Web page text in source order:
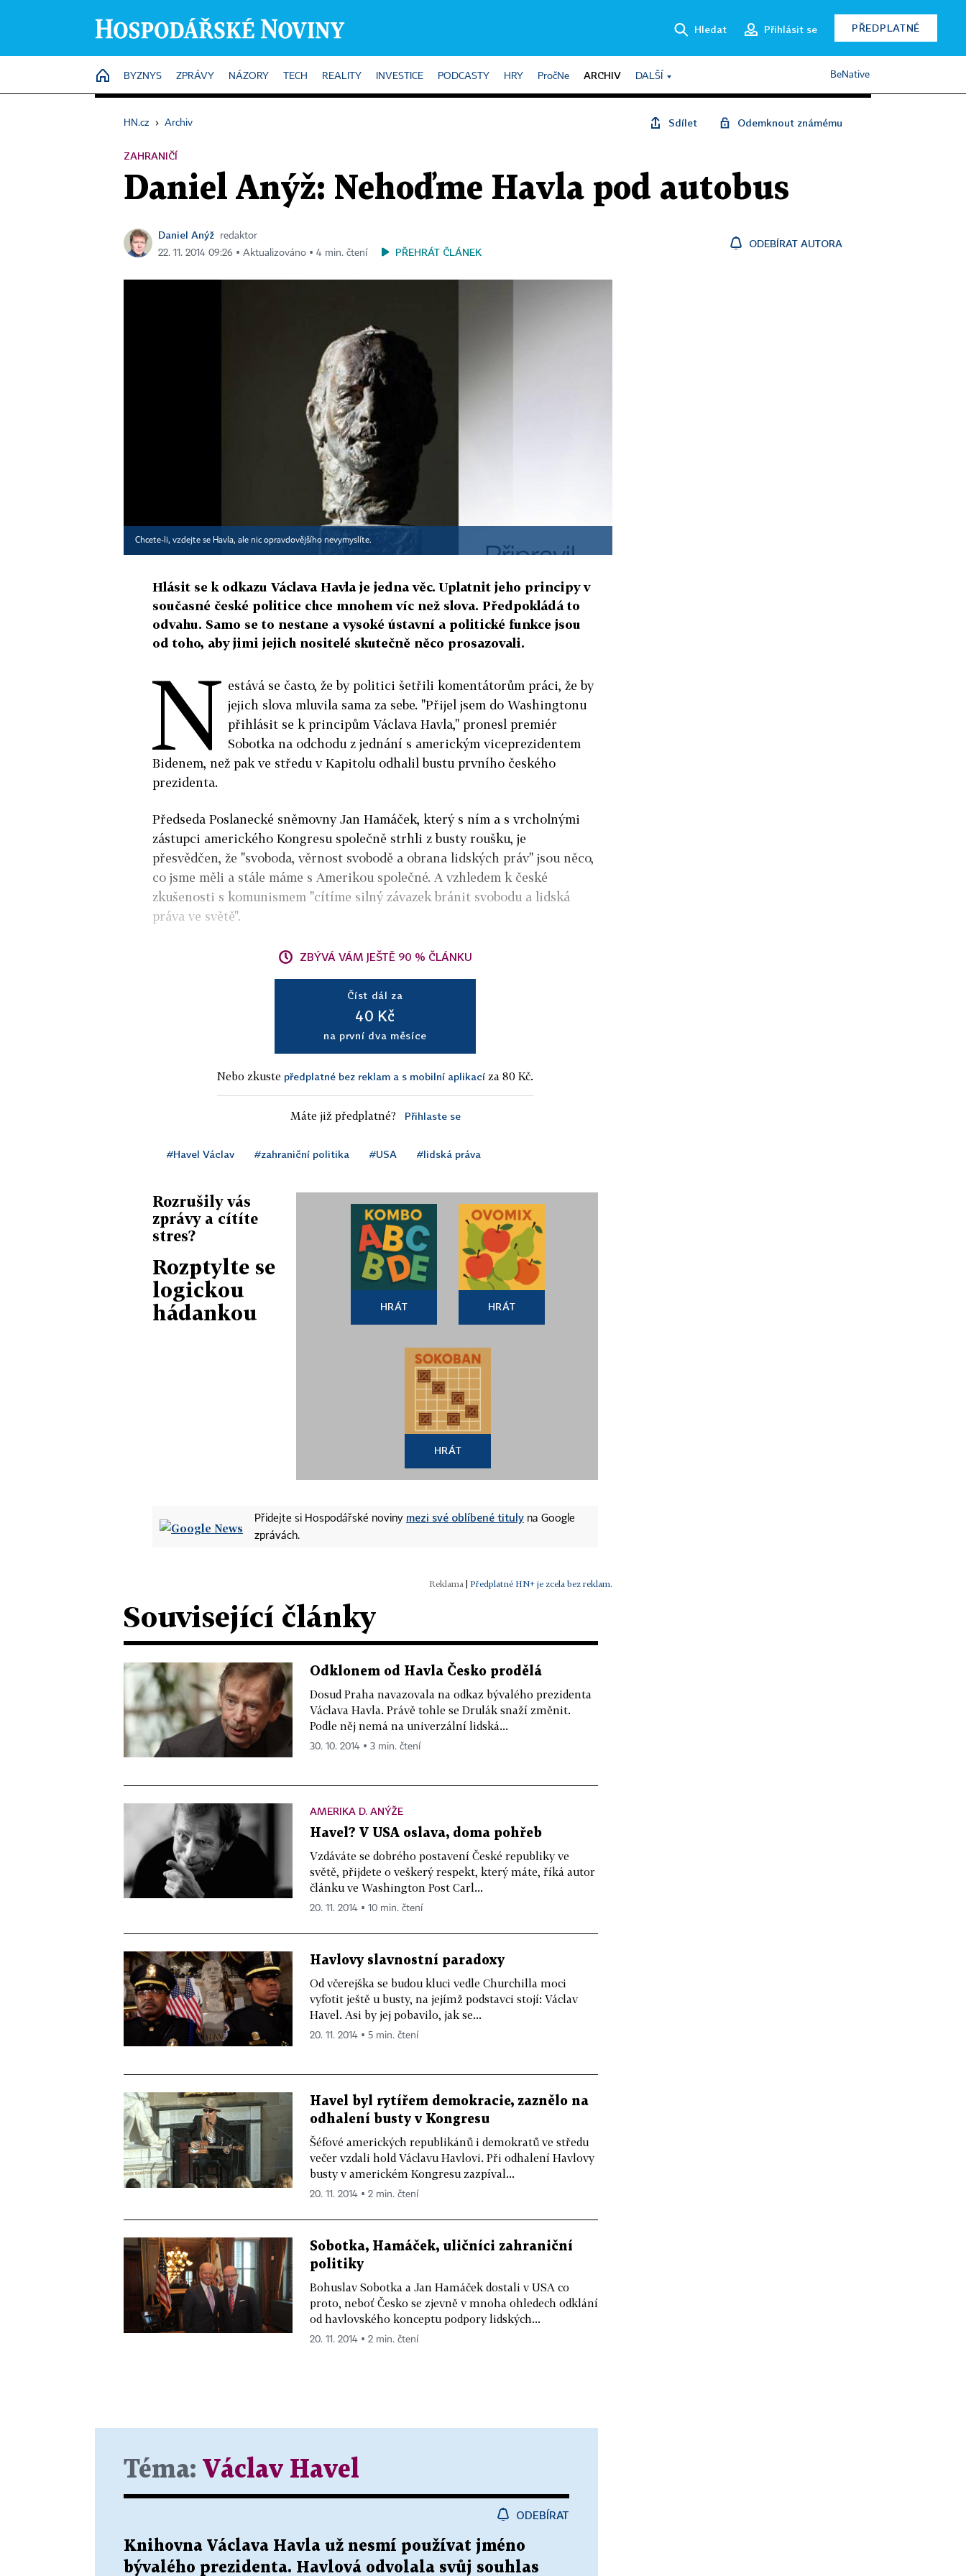
Hledat Přihlásit se PŘEDPLATNÉ
HOME
BYZNYS ZPRÁVY NÁZORY TECH REALITY INVESTICE PODCASTY HRY PročNe ARCHIV DALŠÍ BeNative
HN.cz › Archiv Sdílet Odemknout známému
ZAHRANIČÍ
Daniel Anýž: Nehoďme Havla pod autobus
Daniel Anýž
redaktor
22. 11. 2014 09:26 ▪ Aktualizováno ▪ 4 min. čtení
PŘEHRÁT ČLÁNEK
ODEBÍRAT AUTORA
Chcete-li, vzdejte se Havla, ale nic opravdovějšího nevymyslíte.
Hlásit se k odkazu Václava Havla je jedna věc. Uplatnit jeho principy v
současné české politice chce mnohem víc než slova. Předpokládá to
odvahu. Samo se to nestane a vysoké ústavní a politické funkce jsou
od toho, aby jimi jejich nositelé skutečně něco prosazovali.
N estává se často, že by politici šetřili komentátorům práci, že by
jejich slova mluvila sama za sebe. "Přijel jsem do Washingtonu
přihlásit se k principům Václava Havla," pronesl premiér
Sobotka na odchodu z jednání s americkým viceprezidentem
Bidenem, než pak ve středu v Kapitolu odhalil bustu prvního českého
prezidenta.
Předseda Poslanecké sněmovny Jan Hamáček, který s ním a s vrcholnými
zástupci amerického Kongresu společně strhli z busty roušku, je
přesvědčen, že "svoboda, věrnost svobodě a obrana lidských práv" jsou něco,
co jsme měli a stále máme s Amerikou společné. A vzhledem k české
zkušenosti s komunismem "cítíme silný závazek bránit svobodu a lidská
práva ve světě".
ZBÝVÁ VÁM JEŠTĚ 90 % ČLÁNKU
Číst dál za
40 Kč
na první dva měsíce
Nebo zkuste předplatné bez reklam a s mobilní aplikací za 80 Kč.
Máte již předplatné? Přihlaste se
#Havel Václav #zahraniční politika #USA #lidská práva
Rozrušily vás
zprávy a cítíte
stres?
Rozptylte se
logickou
hádankou
HRÁT HRÁT
HRÁT
Přidejte si Hospodářské noviny mezi své oblíbené tituly na Google
zprávách.
| Předplatné HN+ je zcela bez reklam.
Související články
Odklonem od Havla Česko prodělá
Dosud Praha navazovala na odkaz bývalého prezidenta
Václava Havla. Právě tohle se Drulák snaží změnit.
Podle něj nemá na univerzální lidská...
30. 10. 2014 ▪ 3 min. čtení
AMERIKA D. ANÝŽE
Havel? V USA oslava, doma pohřeb
Vzdáváte se dobrého postavení České republiky ve
světě, přijdete o veškerý respekt, který máte, říká autor
článku ve Washington Post Carl...
20. 11. 2014 ▪ 10 min. čtení
Havlovy slavnostní paradoxy
Od včerejška se budou kluci vedle Churchilla moci
vyfotit ještě u busty, na jejímž podstavci stojí: Václav
Havel. Asi by jej pobavilo, jak se...
20. 11. 2014 ▪ 5 min. čtení
Havel byl rytířem demokracie, zaznělo na
odhalení busty v Kongresu
Šéfové amerických republikánů i demokratů ve středu
večer vzdali hold Václavu Havlovi. Při odhalení Havlovy
busty v americkém Kongresu zazpíval...
20. 11. 2014 ▪ 2 min. čtení
Sobotka, Hamáček, uličníci zahraniční
politiky
Bohuslav Sobotka a Jan Hamáček dostali v USA co
proto, neboť Česko se zjevně v mnoha ohledech odklání
od havlovského konceptu podpory lidských...
20. 11. 2014 ▪ 2 min. čtení
Téma: Václav Havel
ODEBÍRAT
Knihovna Václava Havla už nesmí používat jméno
bývalého prezidenta. Havlová odvolala svůj souhlas